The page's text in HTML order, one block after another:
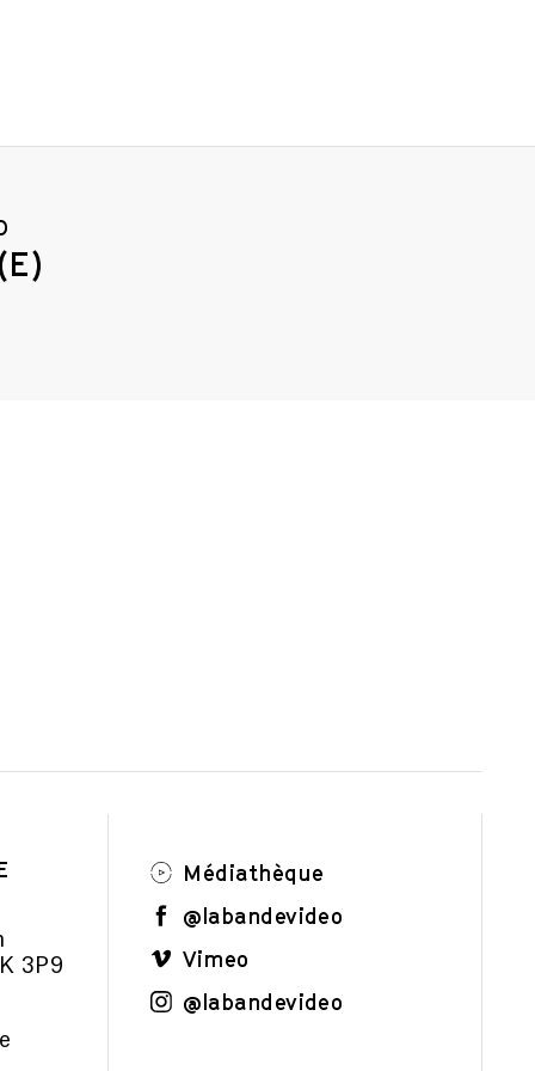
3P9
Médiathèque
@labandevideo
Vimeo
@labandevideo